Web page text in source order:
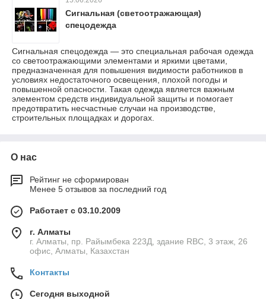
Сигнальная (светоотражающая)
спецодежда
Сигнальная спецодежда — это специальная рабочая одежда
со светоотражающими элементами и яркими цветами,
предназначенная для повышения видимости работников в
условиях недостаточного освещения, плохой погоды и
повышенной опасности. Такая одежда является важным
элементом средств индивидуальной защиты и помогает
предотвратить несчастные случаи на производстве,
строительных площадках и дорогах.
О нас
Рейтинг не сформирован
Менее 5 отзывов за последний год
Работает с 03.10.2009
г. Алматы
г. Алматы, пр. Райымбека 223Д, здание RBC, 3 этаж, 26
офис, Алматы, Казахстан
Контакты
Сегодня выходной